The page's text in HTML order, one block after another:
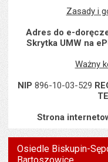
Zasady i
Adres do e-
Skrytka UMW na
Ważny
NIP 896-10-03-529
Strona
Osiedle Biskupin-